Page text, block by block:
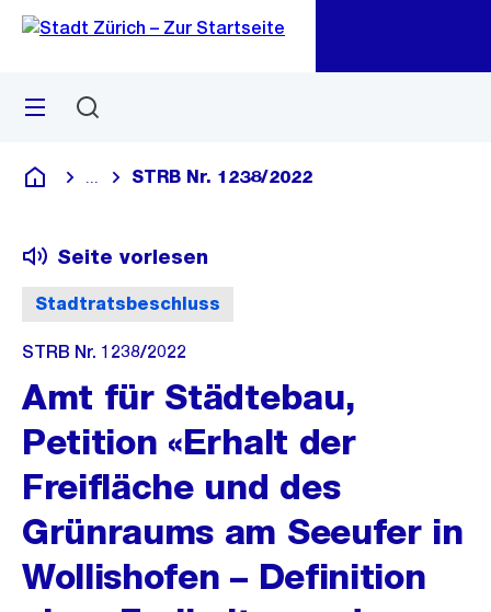
Navigation
Sprunglink
Menü
Deutsch
Blende alle Breadcrumbs ein
STRB Nr. 1238/2022
Stadtratsbeschluss
Seite vorlesen
STRB Nr. 1238/2022
Amt für Städtebau,
Petition «Erhalt der
Freifläche und des
Grünraums am Seeufer in
Wollishofen – Definition